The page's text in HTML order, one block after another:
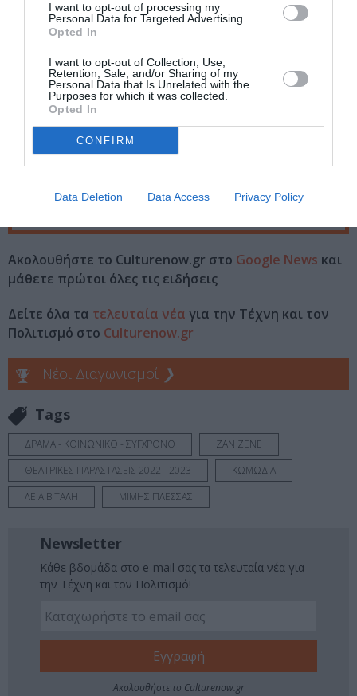
I want to opt-out of processing my
Personal Data for Targeted Advertising.
Opted In
I want to opt-out of Collection, Use,
Retention, Sale, and/or Sharing of my
Personal Data that Is Unrelated with the
Purposes for which it was collected.
Opted In
CONFIRM
Data Deletion Data Access Privacy Policy
Studio Κυψέλης, Σπετσοπούλας 9 και Κυψέλης 51,
Κυψέλη
Studio Κυψέλης
Eισιτήρια:
VIP: 23€ | Γενική είσοδος: 18€ | Φοιτητικό-Ανέργων-
Υπερηλίκων-ΑΜΕΑ: 12€ | Ατέλειες ΣΕΗ-ΕΕΣ: 5€
Πληροφορίες / Κρατήσεις:
Ακολουθήστε το Culturenow.gr στο Google News και
μάθετε πρώτοι όλες τις ειδήσεις
Δείτε όλα τα τελευταία νέα για την Τέχνη και τον
Πολιτισμό στο Culturenow.gr
Νέοι Διαγωνισμοί ❯
Tags
ΔΡΑΜΑ - ΚΟΙΝΩΝΙΚΟ - ΣΥΓΧΡΟΝΟ
ΖΑΝ ΖΕΝΕ
ΘΕΑΤΡΙΚΕΣ ΠΑΡΑΣΤΑΣΕΙΣ 2022 - 2023
ΚΩΜΩΔΙΑ
ΛΕΙΑ ΒΙΤΑΛΗ
ΜΙΜΗΣ ΠΛΕΣΣΑΣ
Newsletter
Κάθε βδομάδα στο e-mail σας τα τελευταία νέα για
την Τέχνη και τον Πολιτισμό!
Ακολουθήστε το Culturenow.gr